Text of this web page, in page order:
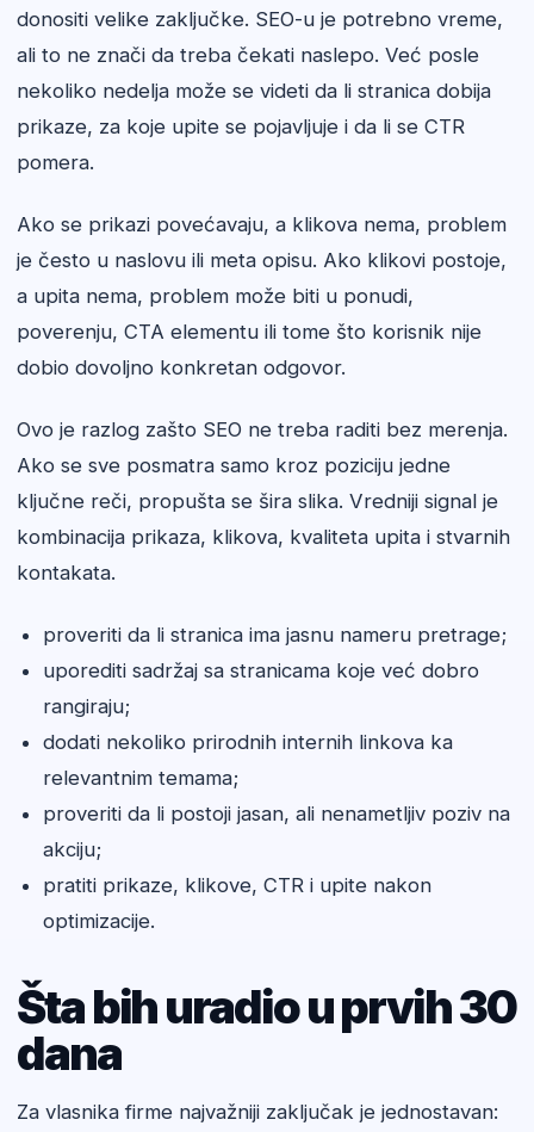
donositi velike zaključke. SEO-u je potrebno vreme,
ali to ne znači da treba čekati naslepo. Već posle
nekoliko nedelja može se videti da li stranica dobija
prikaze, za koje upite se pojavljuje i da li se CTR
pomera.
Ako se prikazi povećavaju, a klikova nema, problem
je često u naslovu ili meta opisu. Ako klikovi postoje,
a upita nema, problem može biti u ponudi,
poverenju, CTA elementu ili tome što korisnik nije
dobio dovoljno konkretan odgovor.
Ovo je razlog zašto SEO ne treba raditi bez merenja.
Ako se sve posmatra samo kroz poziciju jedne
ključne reči, propušta se šira slika. Vredniji signal je
kombinacija prikaza, klikova, kvaliteta upita i stvarnih
kontakata.
proveriti da li stranica ima jasnu nameru pretrage;
uporediti sadržaj sa stranicama koje već dobro
rangiraju;
dodati nekoliko prirodnih internih linkova ka
relevantnim temama;
proveriti da li postoji jasan, ali nenametljiv poziv na
akciju;
pratiti prikaze, klikove, CTR i upite nakon
optimizacije.
Šta bih uradio u prvih 30
dana
Za vlasnika firme najvažniji zaključak je jednostavan: